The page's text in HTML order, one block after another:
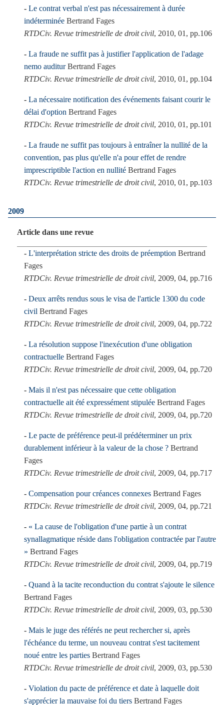
Le contrat verbal n'est pas nécessairement à durée
indéterminée Bertrand Fages
RTDCiv. Revue trimestrielle de droit civil, 2010, 01, pp.106
La fraude ne suffit pas à justifier l'application de l'adage
nemo auditur Bertrand Fages
RTDCiv. Revue trimestrielle de droit civil, 2010, 01, pp.104
La nécessaire notification des événements faisant courir le
délai d'option Bertrand Fages
RTDCiv. Revue trimestrielle de droit civil, 2010, 01, pp.101
La fraude ne suffit pas toujours à entraîner la nullité de la
convention, pas plus qu'elle n'a pour effet de rendre
imprescriptible l'action en nullité Bertrand Fages
RTDCiv. Revue trimestrielle de droit civil, 2010, 01, pp.103
2009
Article dans une revue
L'interprétation stricte des droits de préemption Bertrand
Fages
RTDCiv. Revue trimestrielle de droit civil, 2009, 04, pp.716
Deux arrêts rendus sous le visa de l'article 1300 du code
civil Bertrand Fages
RTDCiv. Revue trimestrielle de droit civil, 2009, 04, pp.722
La résolution suppose l'inexécution d'une obligation
contractuelle Bertrand Fages
RTDCiv. Revue trimestrielle de droit civil, 2009, 04, pp.720
Mais il n'est pas nécessaire que cette obligation
contractuelle ait été expressément stipulée Bertrand Fages
RTDCiv. Revue trimestrielle de droit civil, 2009, 04, pp.720
Le pacte de préférence peut-il prédéterminer un prix
durablement inférieur à la valeur de la chose ? Bertrand
Fages
RTDCiv. Revue trimestrielle de droit civil, 2009, 04, pp.717
Compensation pour créances connexes Bertrand Fages
RTDCiv. Revue trimestrielle de droit civil, 2009, 04, pp.721
« La cause de l'obligation d'une partie à un contrat
synallagmatique réside dans l'obligation contractée par l'autre
» Bertrand Fages
RTDCiv. Revue trimestrielle de droit civil, 2009, 04, pp.719
Quand à la tacite reconduction du contrat s'ajoute le silence
Bertrand Fages
RTDCiv. Revue trimestrielle de droit civil, 2009, 03, pp.530
Mais le juge des référés ne peut rechercher si, après
l'échéance du terme, un nouveau contrat s'est tacitement
noué entre les parties Bertrand Fages
RTDCiv. Revue trimestrielle de droit civil, 2009, 03, pp.530
Violation du pacte de préférence et date à laquelle doit
s'apprécier la mauvaise foi du tiers Bertrand Fages